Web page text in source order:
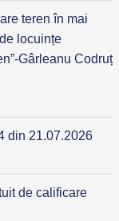
teren în mai
locuințe
Gârleanu Codruț
din 21.07.2026
de calificare